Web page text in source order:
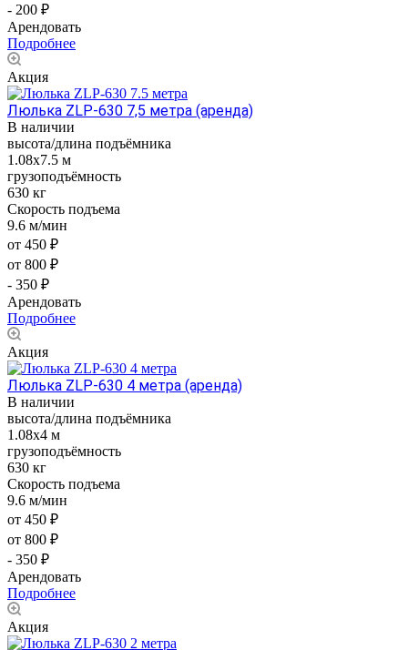
- 200 ₽
Арендовать
Подробнее
Акция
Люлька ZLP-630 7,5 метра (аренда)
В наличии
высота/длина подъёмника
1.08x7.5 м
грузоподъёмность
630 кг
Скорость подъема
9.6 м/мин
от 450 ₽
от 800 ₽
- 350 ₽
Арендовать
Подробнее
Акция
Люлька ZLP-630 4 метра (аренда)
В наличии
высота/длина подъёмника
1.08x4 м
грузоподъёмность
630 кг
Скорость подъема
9.6 м/мин
от 450 ₽
от 800 ₽
- 350 ₽
Арендовать
Подробнее
Акция